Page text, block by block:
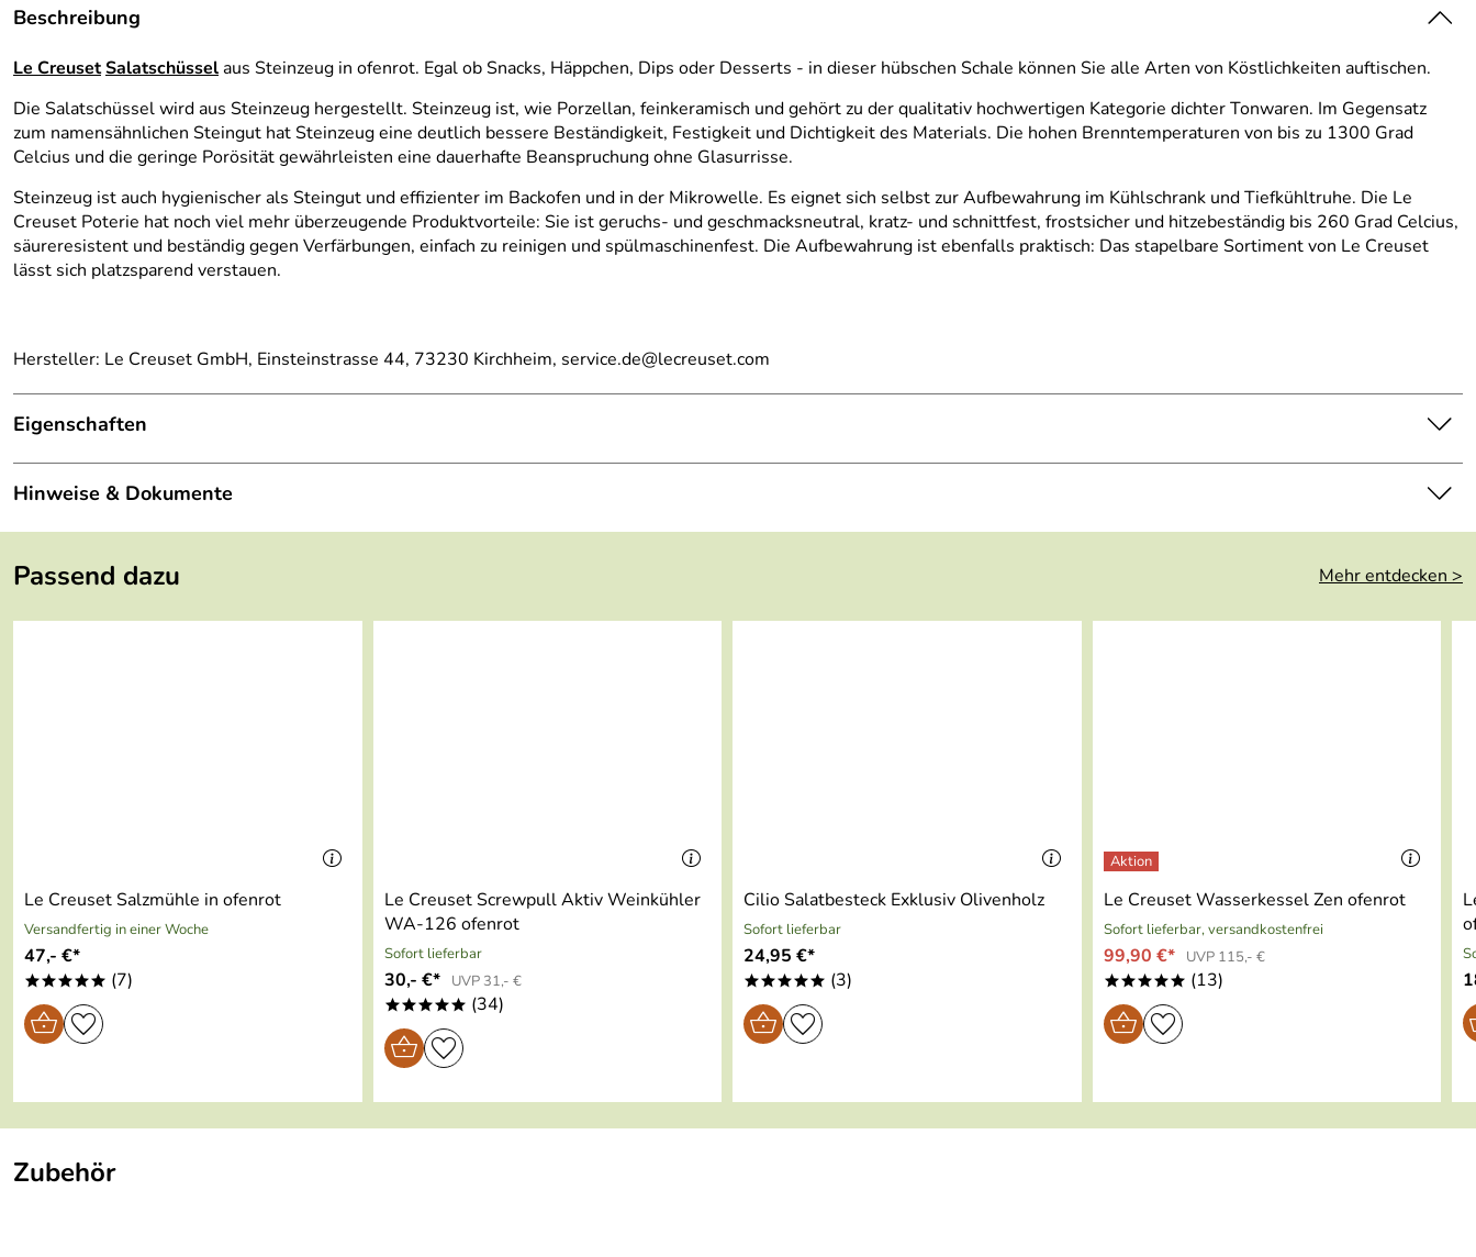
Beschreibung
Le CreusetSalatschüsselaus Steinzeug in ofenrot. Egal ob Snacks, Häppchen, Dips oder Desserts - in dieser hübschen Schale können Sie alle Arten von Köstlichkeiten auftischen.
Die Salatschüssel wird aus Steinzeug hergestellt. Steinzeug ist, wie Porzellan, feinkeramisch und gehört zu der qualitativ hochwertigen Kategorie dichter Tonwaren. Im Gegensatz
zum namensähnlichen Steingut hat Steinzeug eine deutlich bessere Beständigkeit, Festigkeit und Dichtigkeit des Materials. Die hohen Brenntemperaturen von bis zu 1300 Grad
Celcius und die geringe Porösität gewährleisten eine dauerhafte Beanspruchung ohne Glasurrisse.
Steinzeug ist auch hygienischer als Steingut und effizienter im Backofen und in der Mikrowelle. Es eignet sich selbst zur Aufbewahrung im Kühlschrank und Tiefkühltruhe. Die Le
Creuset Poterie hat noch viel mehr überzeugende Produktvorteile: Sie ist geruchs- und geschmacksneutral, kratz- und schnittfest, frostsicher und hitzebeständig bis 260 Grad Celcius,
säureresistent und beständig gegen Verfärbungen, einfach zu reinigen und spülmaschinenfest. Die Aufbewahrung ist ebenfalls praktisch: Das stapelbare Sortiment von Le Creuset
lässt sich platzsparend verstauen.
Hersteller: Le Creuset GmbH, Einsteinstrasse 44, 73230 Kirchheim, service.de@lecreuset.com
Eigenschaften
Länge:
Breite:
23,9 cm
Mikrowellenfest:
Ja
Temperaturbeständig:
Backofenfest:
kratz- und schnittfest
Garantie:
10 Jahre (PDF)
Hinweise & Dokumente
Passend dazu Mehr entdecken >
Le Creuset Salzmühle in ofenrot
Versandfertig in einer Woche
47,- €*
***** (7)
Le Creuset Screwpull Aktiv Weinkühler
WA-126 ofenrot
Sofort lieferbar
30,- €* UVP 31,- €
***** (34)
Cilio Salatbesteck Exklusiv Olivenholz
Sofort lieferbar
24,95 €*
***** (3)
Le Creuset Wasserkessel Zen ofenrot
Sofort lieferbar, versandkostenfrei
99,90 €* UVP 115,- €
***** (13)
Zubehör